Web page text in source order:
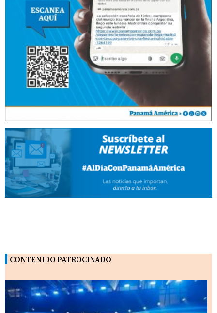
CONTENIDO PATROCINADO